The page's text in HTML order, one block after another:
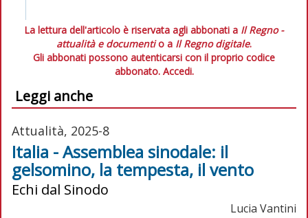
La lettura dell'articolo è riservata agli abbonati a Il Regno -
attualità e documentio a Il Regno digitale.
Gli abbonati possono autenticarsi con il proprio codice
abbonato. Accedi.
Leggi anche
Attualità, 2025-8
Italia - Assemblea sinodale: il
gelsomino, la tempesta, il vento
Echi dal Sinodo
Lucia Vantini